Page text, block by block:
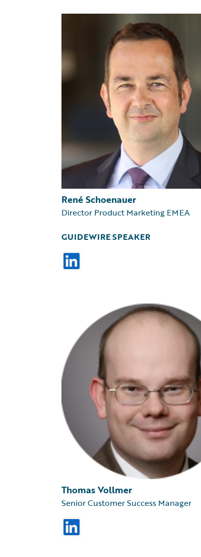
René Schoenauer
Director Product Marketing EMEA
GUIDEWIRE SPEAKER
Thomas Vollmer
Senior Customer Success Manager